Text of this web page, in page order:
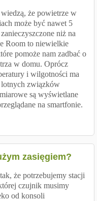
że powietrze w
może być nawet 5
niż na
Room to niewielkie
pomoże nam zadbać o
w domu. Oprócz
i wilgotności ma
lotnych związków
są wyświetlane
na smartfonie.
zasięgiem?
że potrzebujemy stacji
czujnik musimy
od konsoli